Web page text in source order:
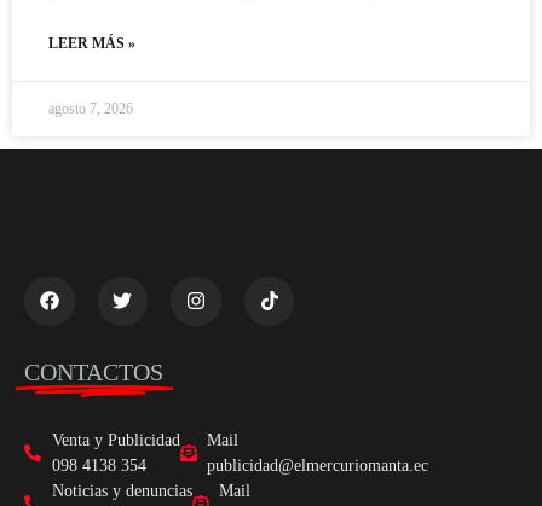
LEER MÁS »
agosto 7, 2026
CONTACTOS
Venta y Publicidad
098 4138 354
Mail
publicidad@elmercuriomanta.ec
Noticias y denuncias
Mail